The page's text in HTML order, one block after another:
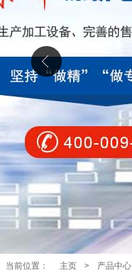
当前位置： 主页 > 产品中心